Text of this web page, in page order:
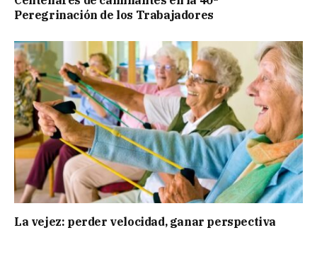
Peregrinación de los Trabajadores
La vejez: perder velocidad, ganar perspectiva